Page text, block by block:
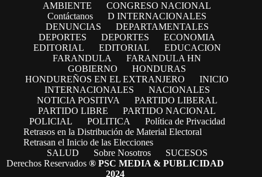
AMBIENTE
CONGRESO NACIONAL
Contáctanos
D INTERNACIONALES
DENUNCIAS
DEPARTAMENTALES
DEPORTES
DEPORTES
ECONOMIA
EDITORIAL
EDITORIAL
EDUCACION
FARANDULA
FARANDULA HN
GOBIERNO
HONDURAS
HONDUREÑOS EN EL EXTRANJERO
INICIO
INTERNACIONALES
NACIONALES
NOTICIA POSITIVA
PARTIDO LIBERAL
PARTIDO LIBRE
PARTIDO NACIONAL
POLICIAL
POLITICA
Política de Privacidad
Retrasos en la Distribución de Material Electoral
Retrasan el Inicio de las Elecciones
SALUD
Sobre Nosotros
SUCESOS
Derechos Reservados® PSC MEDIA & PUBLICIDAD
2024